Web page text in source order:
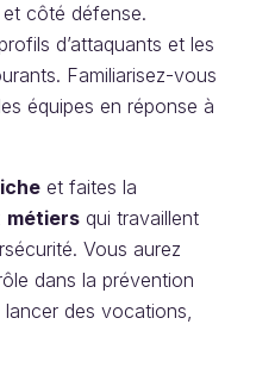
côté défense.
d’attaquants et les
Familiarisez-vous
équipes en réponse à
et faites la
métiers qui travaillent
Vous aurez
dans la prévention
des vocations,